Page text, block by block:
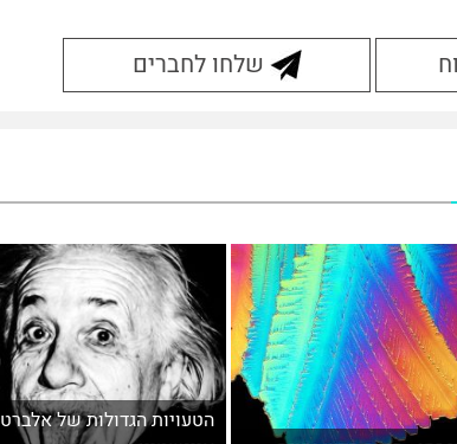
שלחו לחברים
הטעויות הגדולות של אלברט